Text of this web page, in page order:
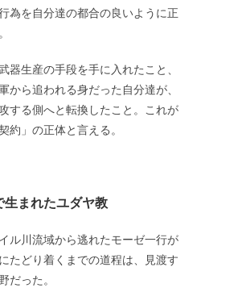
為を自分達の都合の良いように正
器生産の手段を手に入れたこと、
から追われる身だった自分達が、
する側へと転換したこと。これが
約」の正体と言える。
まれたユダヤ教
ル川流域から逃れたモーゼ一行が
たどり着くまでの道程は、見渡す
だった。